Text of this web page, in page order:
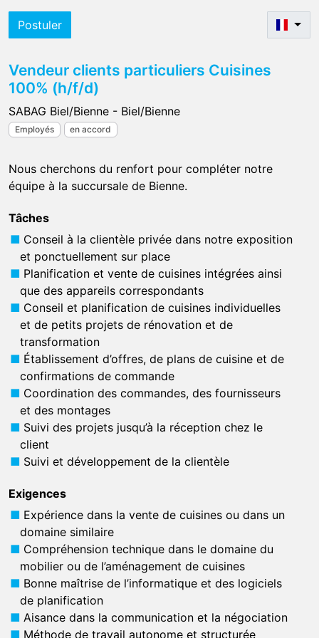
Postuler
Vendeur clients particuliers Cuisines
100% (h/f/d)
SABAG Biel/Bienne - Biel/Bienne
Employés en accord
Nous cherchons du renfort pour compléter notre
équipe à la succursale de Bienne.
Tâches
Conseil à la clientèle privée dans notre exposition
et ponctuellement sur place
Planification et vente de cuisines intégrées ainsi
que des appareils correspondants
Conseil et planification de cuisines individuelles
et de petits projets de rénovation et de
transformation
Établissement d’offres, de plans de cuisine et de
confirmations de commande
Coordination des commandes, des fournisseurs
et des montages
Suivi des projets jusqu’à la réception chez le
client
Suivi et développement de la clientèle
Exigences
Expérience dans la vente de cuisines ou dans un
domaine similaire
Compréhension technique dans le domaine du
mobilier ou de l’aménagement de cuisines
Bonne maîtrise de l’informatique et des logiciels
de planification
Aisance dans la communication et la négociation
Méthode de travail autonome et structurée